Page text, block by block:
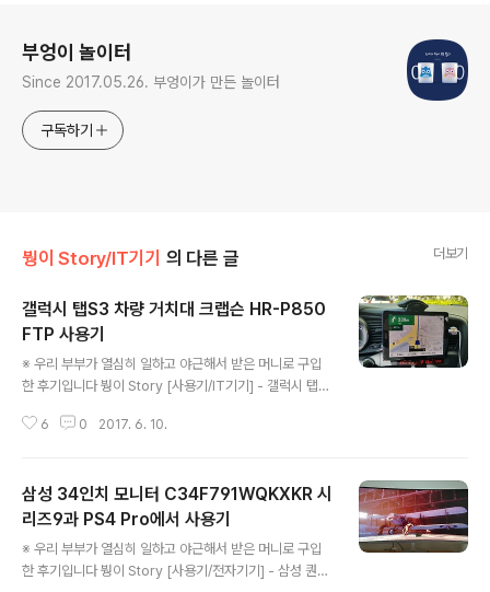
부엉이 놀이터
Since 2017.05.26. 부엉이가 만든 놀이터
구독하기
붱이 Story/IT기기 의 다른 글 더보기
갤럭시 탭S3 차량 거치대 크랩슨 HR-P850
FTP 사용기
※ 우리 부부가 열심히 일하고 야근해서 받은 머니로 구입
한 후기입니다 붱이 Story [사용기/IT기기] - 갤럭시 탭S
갤럭시 탭S3 비정품 스마트커버로인한 A/S 방문기 갤럭
썼었다. 하지만 탭S3는 10인치라 사용할수없게 되어서 다
른것들도 알아봤지만 몇년간썼던 크랩슨을 또사기로하고
10인치용은 HR-P850FTP를 구입해야한다 은쟈가 회사
복지 포인트 남는다고 사줬다. 올레~ 개봉기는 특별한게
없으니 탭S3장착한 모습으로 바로 보자구~ 대쉬보드 발
6 0 2017. 6. 10.
삼성 34인치 모니터 C34F791WQKXKR 시
리즈9과 PS4 Pro에서 사용기
※ 우리 부부가 열심히 일하고 야근해서 받은 머니로 구입
한 후기입니다 붱이 Story [사용기/전자기기] - 삼성 퀀텀